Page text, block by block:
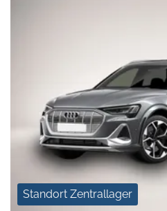
Standort Zentrallager